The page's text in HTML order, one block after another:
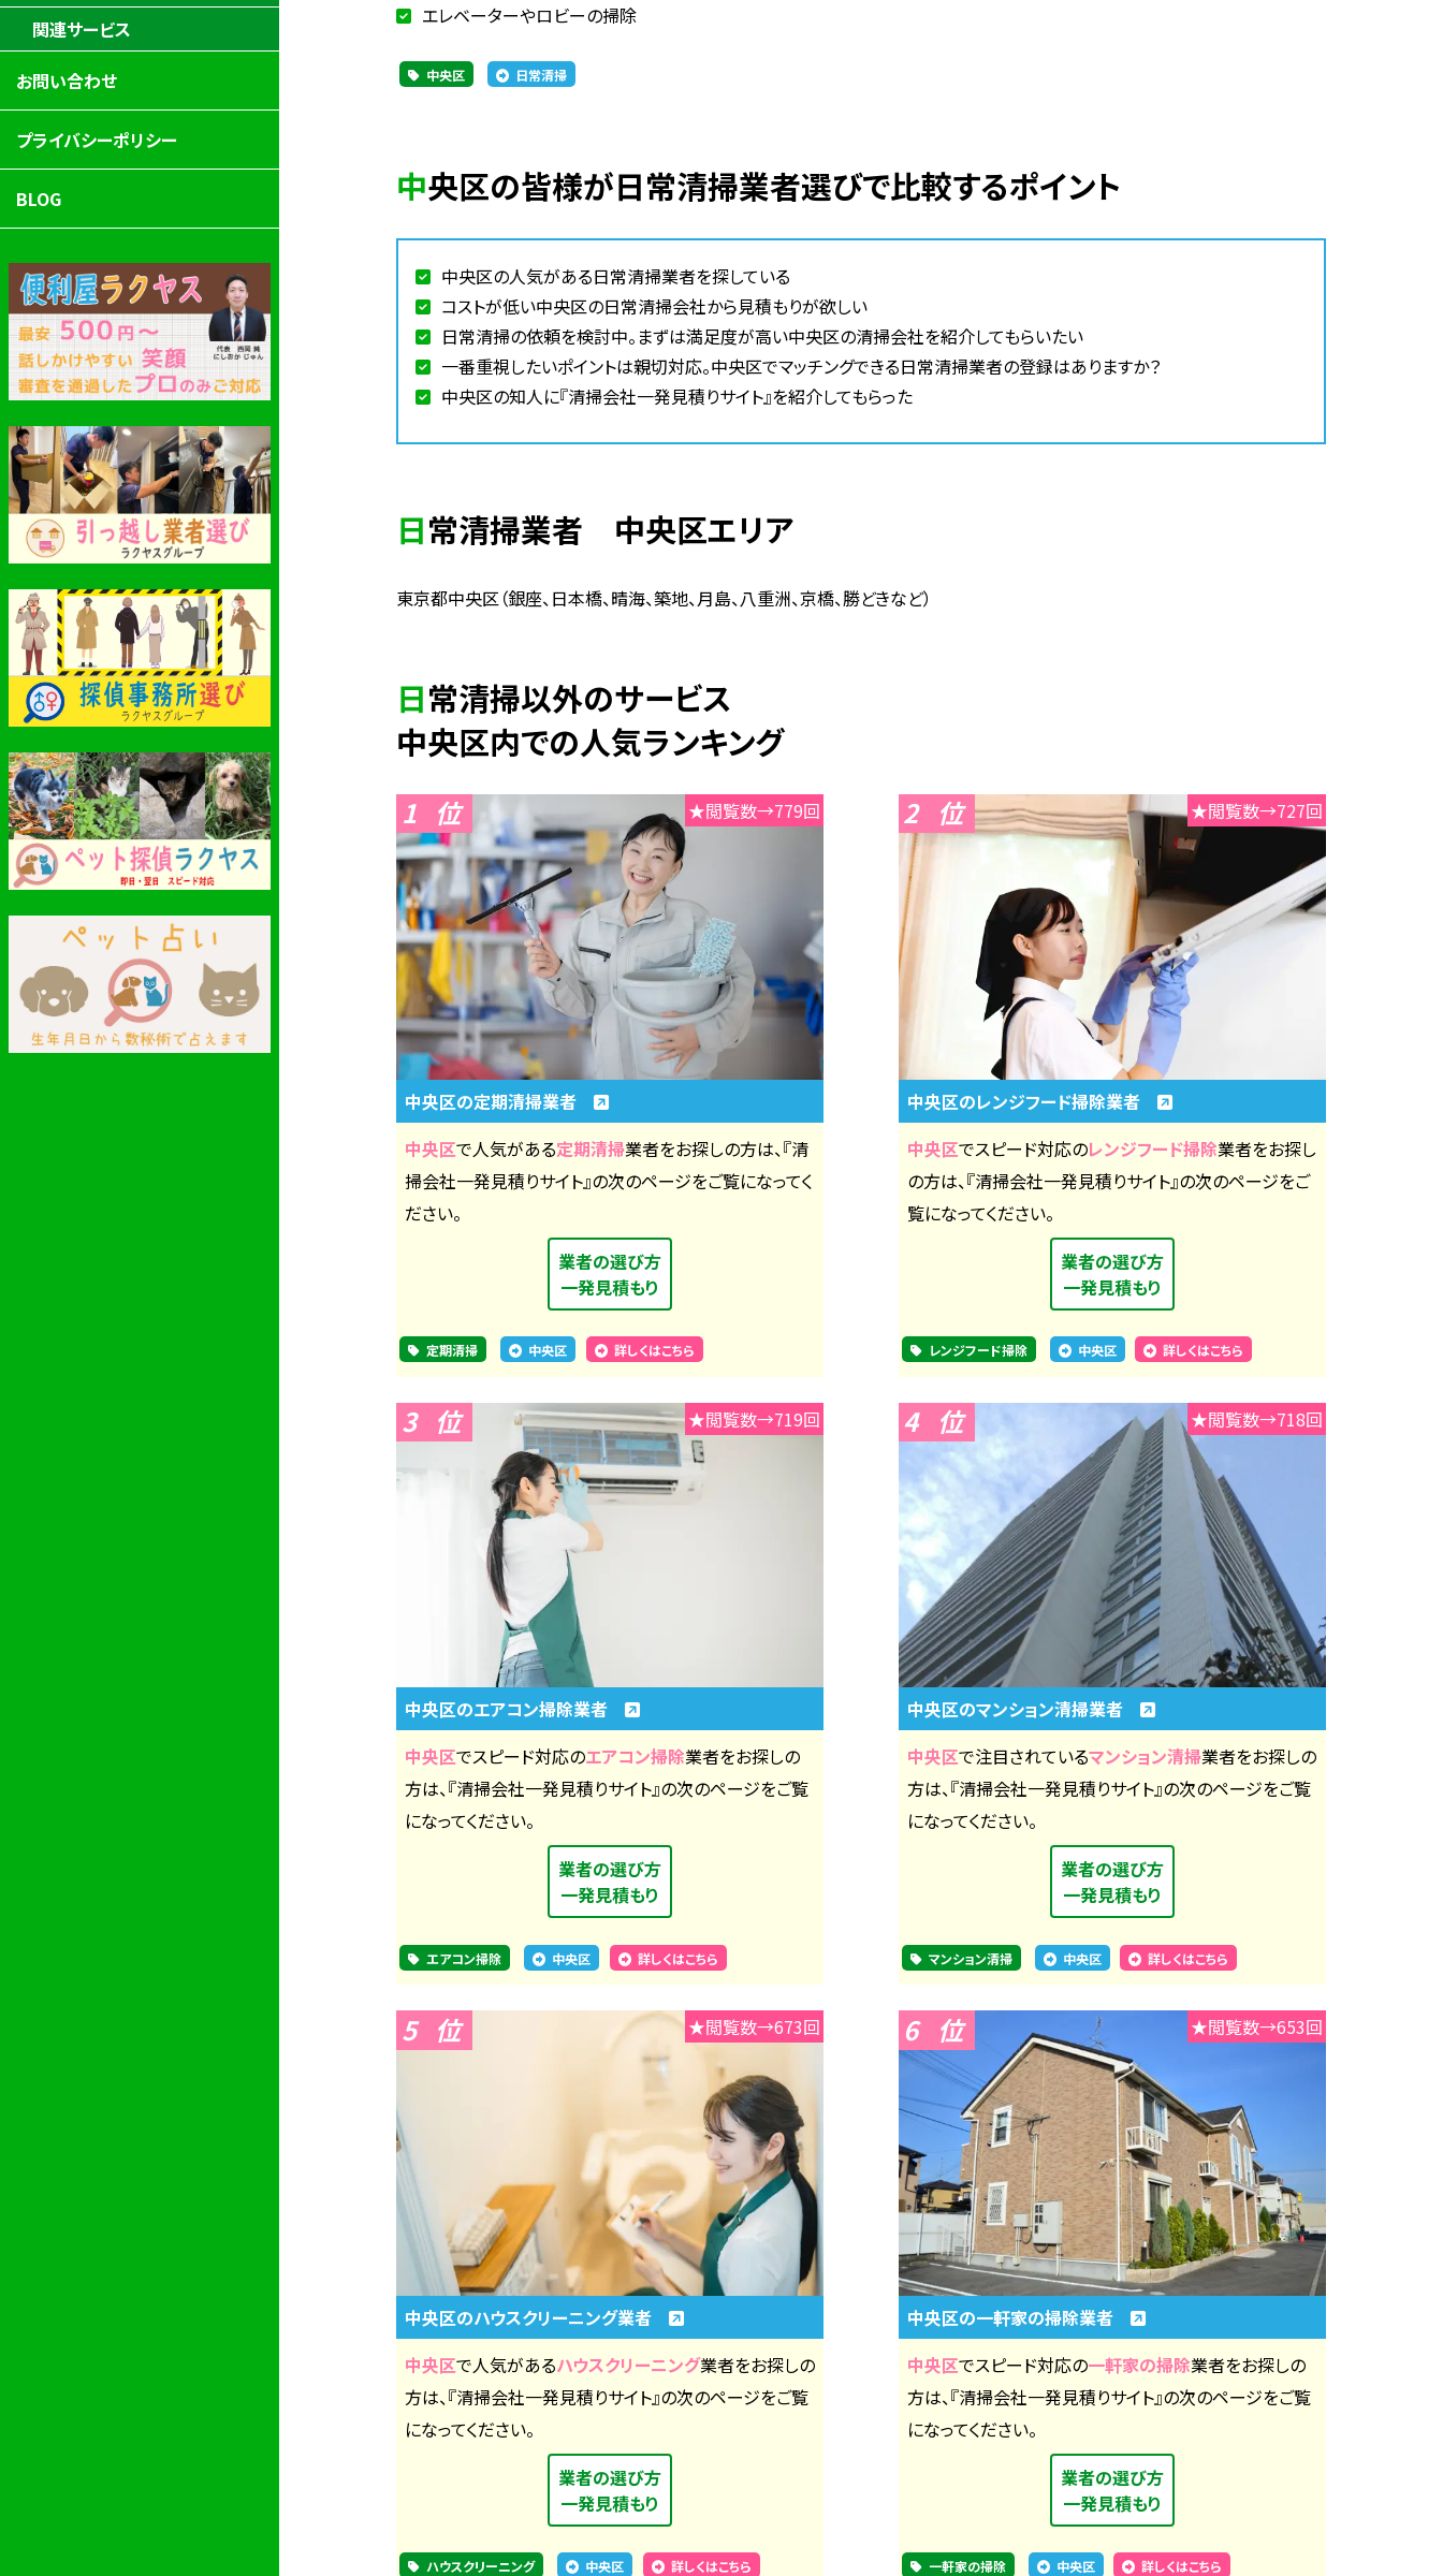
エレベーターやロビーの掃除
中央区 日常清掃
中央区の皆様が日常清掃業者選びで比較するポイント
中央区の人気がある日常清掃業者を探している
コストが低い中央区の日常清掃会社から見積もりが欲しい
日常清掃の依頼を検討中。まずは満足度が高い中央区の清掃会社を紹介してもらいたい
一番重視したいポイントは親切対応。中央区でマッチングできる日常清掃業者の登録はありますか？
中央区の知人に『清掃会社一発見積りサイト』を紹介してもらった
日常清掃業者 中央区エリア
東京都中央区（銀座、日本橋、晴海、築地、月島、八重洲、京橋、勝どきなど）
日常清掃以外のサービス
中央区内での人気ランキング
1 ★閲覧数→779回
中央区の定期清掃業者
中央区で人気がある定期清掃業者をお探しの方は、『清
掃会社一発見積りサイト』の次のページをご覧になってく
ださい。
業者の選び方
一発見積もり
定期清掃 中央区 詳しくはこちら
2 ★閲覧数→727回
中央区のレンジフード掃除業者
中央区でスピード対応のレンジフード掃除業者をお探し
の方は、『清掃会社一発見積りサイト』の次のページをご
覧になってください。
業者の選び方
一発見積もり
レンジフード掃除 中央区 詳しくはこちら
3 ★閲覧数→719回
中央区のエアコン掃除業者
中央区でスピード対応のエアコン掃除業者をお探しの
方は、『清掃会社一発見積りサイト』の次のページをご覧
になってください。
業者の選び方
一発見積もり
エアコン掃除 中央区 詳しくはこちら
4 ★閲覧数→718回
中央区のマンション清掃業者
中央区で注目されているマンション清掃業者をお探しの
方は、『清掃会社一発見積りサイト』の次のページをご覧
になってください。
業者の選び方
一発見積もり
マンション清掃 中央区 詳しくはこちら
5 ★閲覧数→673回
中央区のハウスクリーニング業者
中央区で人気があるハウスクリーニング業者をお探しの
方は、『清掃会社一発見積りサイト』の次のページをご覧
になってください。
業者の選び方
一発見積もり
ハウスクリーニング 中央区 詳しくはこちら
6 ★閲覧数→653回
中央区の一軒家の掃除業者
中央区でスピード対応の一軒家の掃除業者をお探しの
方は、『清掃会社一発見積りサイト』の次のページをご覧
になってください。
業者の選び方
一発見積もり
一軒家の掃除 中央区 詳しくはこちら
関連サービス
お問い合わせ
プライバシーポリシー
BLOG